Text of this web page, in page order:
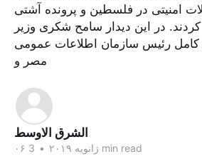
امنیتی در فلسطین و پرونده آشتی
در این دیدار سامح شکری وزیر
رئیس سازمان اطلاعات عمومی
مصر و
الشرق الاوسط
۰۶ ژانویه ۲۰۱۹ • 3 min read